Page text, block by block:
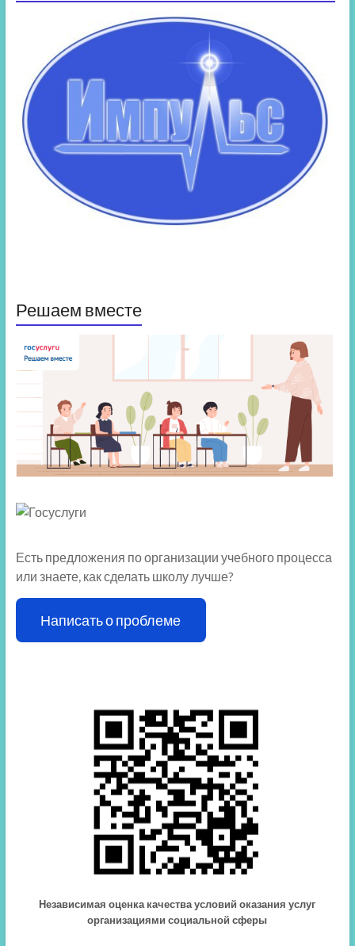
Решаем вместе
Есть предложения по организации учебного процесса
или знаете, как сделать школу лучше?
Написать о проблеме
Независимая оценка качества условий оказания услуг
организациями социальной сферы